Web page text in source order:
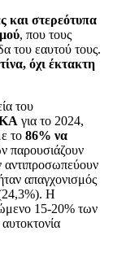
και στερεότυπα
, που τους
του εαυτού τους.
όχι έκτακτη
του
για το 2024,
το 86% να
παρουσιάζουν
απαγχονισμός
Η
15‑20% των